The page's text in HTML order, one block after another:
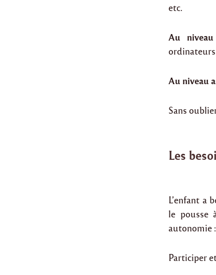
etc.
Au
ordinateurs
Au niveau
Sans
Les
L’enfant a
le pousse
autonomie :
Participer